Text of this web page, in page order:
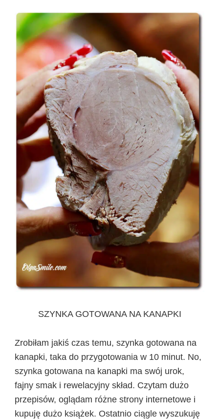
SZYNKA GOTOWANA NA KANAPKI
Zrobiłam jakiś czas temu, szynka gotowana na
kanapki, taka do przygotowania w 10 minut. No,
szynka gotowana na kanapki ma swój urok,
fajny smak i rewelacyjny skład. Czytam dużo
przepisów, oglądam różne strony internetowe i
kupuję dużo książek. Ostatnio ciągle wyszukuję